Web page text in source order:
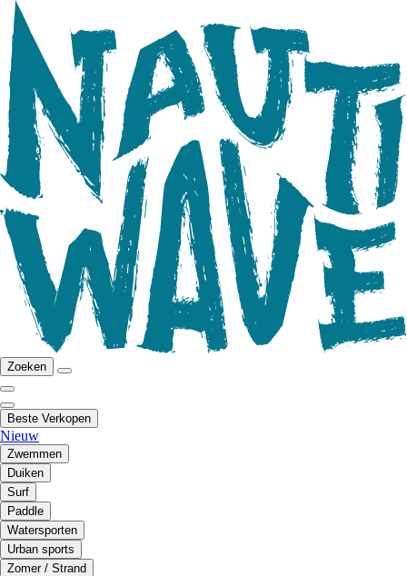
Zoeken
Beste Verkopen
Nieuw
Zwemmen
Duiken
Surf
Paddle
Watersporten
Urban sports
Zomer / Strand